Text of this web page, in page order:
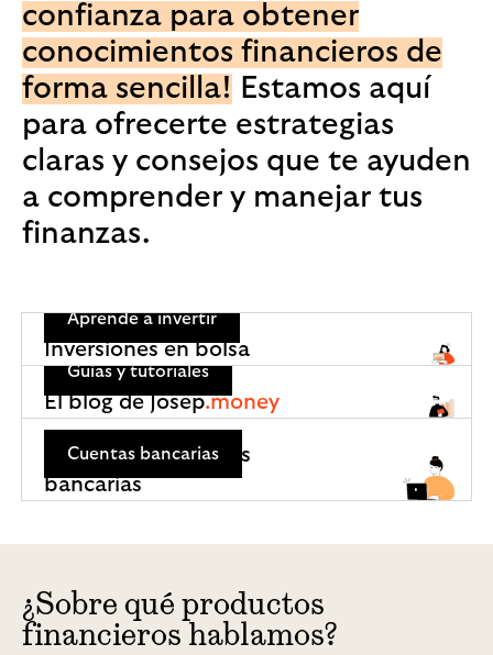
confianza para obtener
conocimientos financieros de
forma sencilla! Estamos aquí
para ofrecerte estrategias
claras y consejos que te ayuden
a comprender y manejar tus
finanzas.
Inversiones en bolsa
Aprende a invertir
El blog de Josep.money
Guías y tutoriales
Las mejores cuentas
bancarias
Cuentas bancarias
¿Sobre qué productos
financieros hablamos?